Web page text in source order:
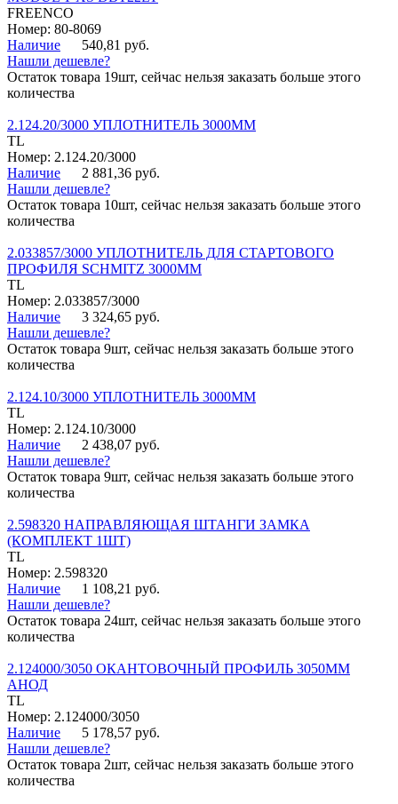
FREENCO
Номер: 80-8069
Наличие
540,81 руб.
Нашли дешевле?
Остаток товара 19шт, сейчас нельзя заказать больше этого
количества
2.124.20/3000 УПЛОТНИТЕЛЬ 3000ММ
TL
Номер: 2.124.20/3000
Наличие
2 881,36 руб.
Нашли дешевле?
Остаток товара 10шт, сейчас нельзя заказать больше этого
количества
2.033857/3000 УПЛОТНИТЕЛЬ ДЛЯ СТАРТОВОГО
ПРОФИЛЯ SCHMITZ 3000ММ
TL
Номер: 2.033857/3000
Наличие
3 324,65 руб.
Нашли дешевле?
Остаток товара 9шт, сейчас нельзя заказать больше этого
количества
2.124.10/3000 УПЛОТНИТЕЛЬ 3000ММ
TL
Номер: 2.124.10/3000
Наличие
2 438,07 руб.
Нашли дешевле?
Остаток товара 9шт, сейчас нельзя заказать больше этого
количества
2.598320 НАПРАВЛЯЮЩАЯ ШТАНГИ ЗАМКА
(КОМПЛЕКТ 1ШТ)
TL
Номер: 2.598320
Наличие
1 108,21 руб.
Нашли дешевле?
Остаток товара 24шт, сейчас нельзя заказать больше этого
количества
2.124000/3050 ОКАНТОВОЧНЫЙ ПРОФИЛЬ 3050ММ
АНОД
TL
Номер: 2.124000/3050
Наличие
5 178,57 руб.
Нашли дешевле?
Остаток товара 2шт, сейчас нельзя заказать больше этого
количества